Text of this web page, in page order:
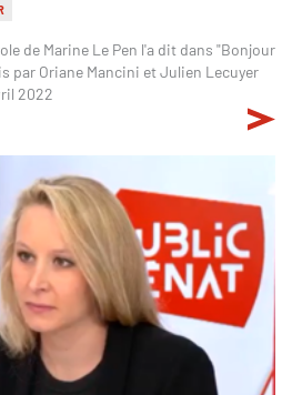
de Marine Le Pen l'a dit dans "Bonjour
par Oriane Mancini et Julien Lecuyer
2022